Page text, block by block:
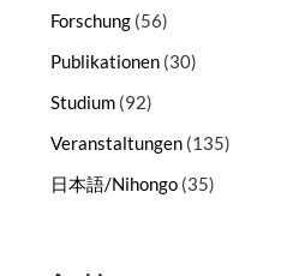
Forschung (56)
Publikationen (30)
Studium (92)
Veranstaltungen (135)
日本語/Nihongo (35)